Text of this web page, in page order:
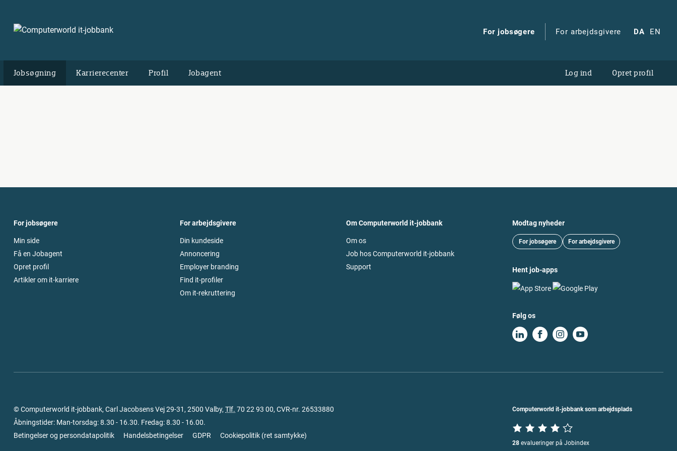
For jobsøgere For arbejdsgivere DA EN
Jobsøgning Karrierecenter Profil Jobagent Log ind Opret profil
For jobsøgere
Min side
Få en Jobagent
Opret profil
Artikler om it-karriere
For arbejdsgivere
Din kundeside
Annoncering
Employer branding
Find it-profiler
Om it-rekruttering
Om Computerworld it-jobbank
Om os
Job hos Computerworld it-jobbank
Support
Modtag nyheder
For jobsøgere For arbejdsgivere
Hent job-apps
Følg os
© Computerworld it-jobbank, Carl Jacobsens Vej 29-31, 2500 Valby, Tlf. 70 22 93 00, CVR-nr. 26533880
Åbningstider: Man-torsdag: 8.30 - 16.30. Fredag: 8.30 - 16.00.
Betingelser og persondatapolitik
Handelsbetingelser GDPR Cookiepolitik (ret samtykke)
Computerworld it-jobbank som arbejdsplads
28 evalueringer på Jobindex